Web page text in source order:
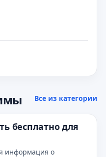
Все из категории
бесплатно для
информация о